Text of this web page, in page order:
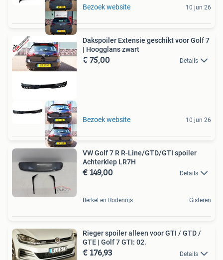
Bezoek website 10 jun 26
Dakspoiler Extensie geschikt voor Golf 7
| Hoogglans zwart
€ 75,00 Details
Bezoek website 10 jun 26
VW Golf 7 R R-Line/GTD/GTI spoiler
Achterklep LR7H
€ 149,00 Details
Berkel en Rodenrijs Gisteren
Rieger spoiler alleen voor GTI / GTD /
GTE | Golf 7 GTI: 02.
€ 176,93 Details